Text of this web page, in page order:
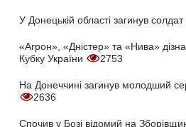
У Донецькій області загинув
«Агрон», «Дністер» та «Нива»
Кубку України
2753
На Донеччині загинув молодший
2636
Спочив у Бозі відомий на